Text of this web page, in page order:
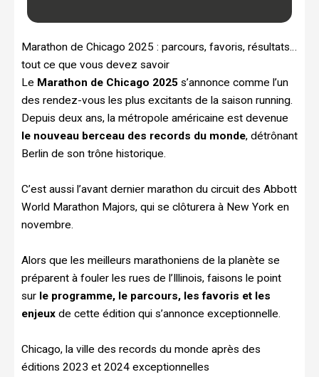
Marathon de Chicago 2025 : parcours, favoris, résultats…
tout ce que vous devez savoir
Le Marathon de Chicago 2025 s’annonce comme l’un
des rendez-vous les plus excitants de la saison running.
Depuis deux ans, la métropole américaine est devenue
le nouveau berceau des records du monde, détrônant
Berlin de son trône historique.
C’est aussi l’avant dernier marathon du circuit des Abbott
World Marathon Majors, qui se clôturera à New York en
novembre.
Alors que les meilleurs marathoniens de la planète se
préparent à fouler les rues de l’Illinois, faisons le point
sur le programme, le parcours, les favoris et les
enjeux de cette édition qui s’annonce exceptionnelle.
Chicago, la ville des records du monde après des
éditions 2023 et 2024 exceptionnelles